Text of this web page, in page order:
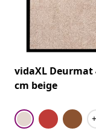
vidaXL Deurmat
cm beige